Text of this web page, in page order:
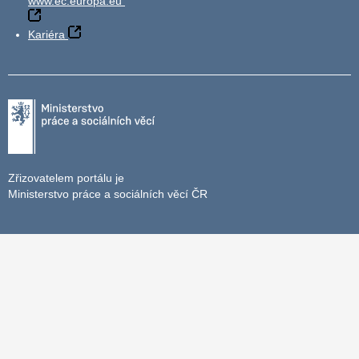
Kariéra
Zřizovatelem portálu je
Ministerstvo práce a sociálních věcí ČR